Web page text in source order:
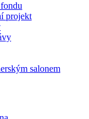
projekt
salonem